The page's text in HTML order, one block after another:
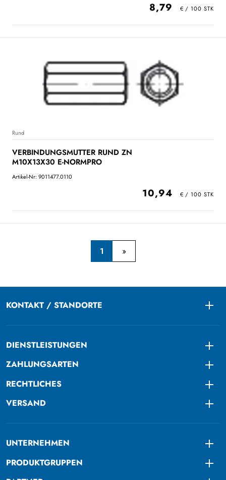
8,79
Rund
VERBINDUNGSMUTTER RUND ZN
M10X13X30 E-NORMPRO
Artikel-Nr: 9011477.0110
10,94
1
KONTAKT / STANDORTE
DIENSTLEISTUNGEN
ZAHLUNGSARTEN
RECHTLICHES
VERSAND
UNTERNEHMEN
PRODUKTGRUPPEN